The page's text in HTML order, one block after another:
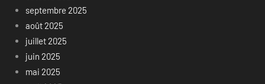
septembre 2025
août 2025
juillet 2025
juin 2025
mai 2025